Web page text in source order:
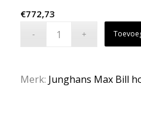
€772,73
Merk: Junghans Max Bill